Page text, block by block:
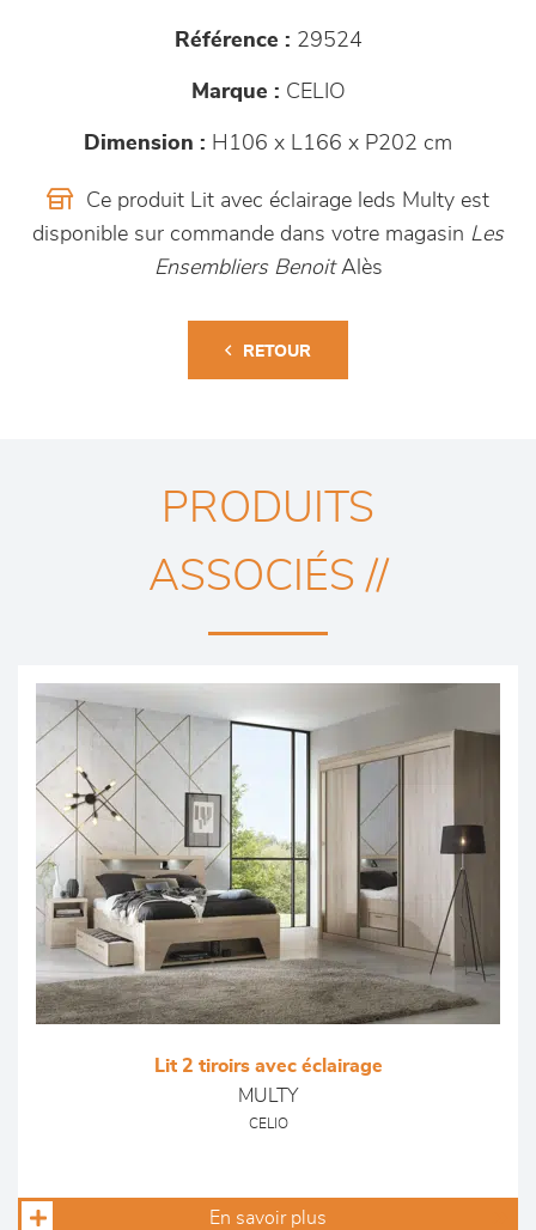
Référence : 29524
Marque : CELIO
Dimension : H106 x L166 x P202 cm
Ce produit Lit avec éclairage leds Multy est
disponible sur commande dans votre magasin Les
Ensembliers BenoitAlès
RETOUR
PRODUITS
ASSOCIÉS //
Lit 2 tiroirs avec éclairage
MULTY
CELIO
En savoir plus